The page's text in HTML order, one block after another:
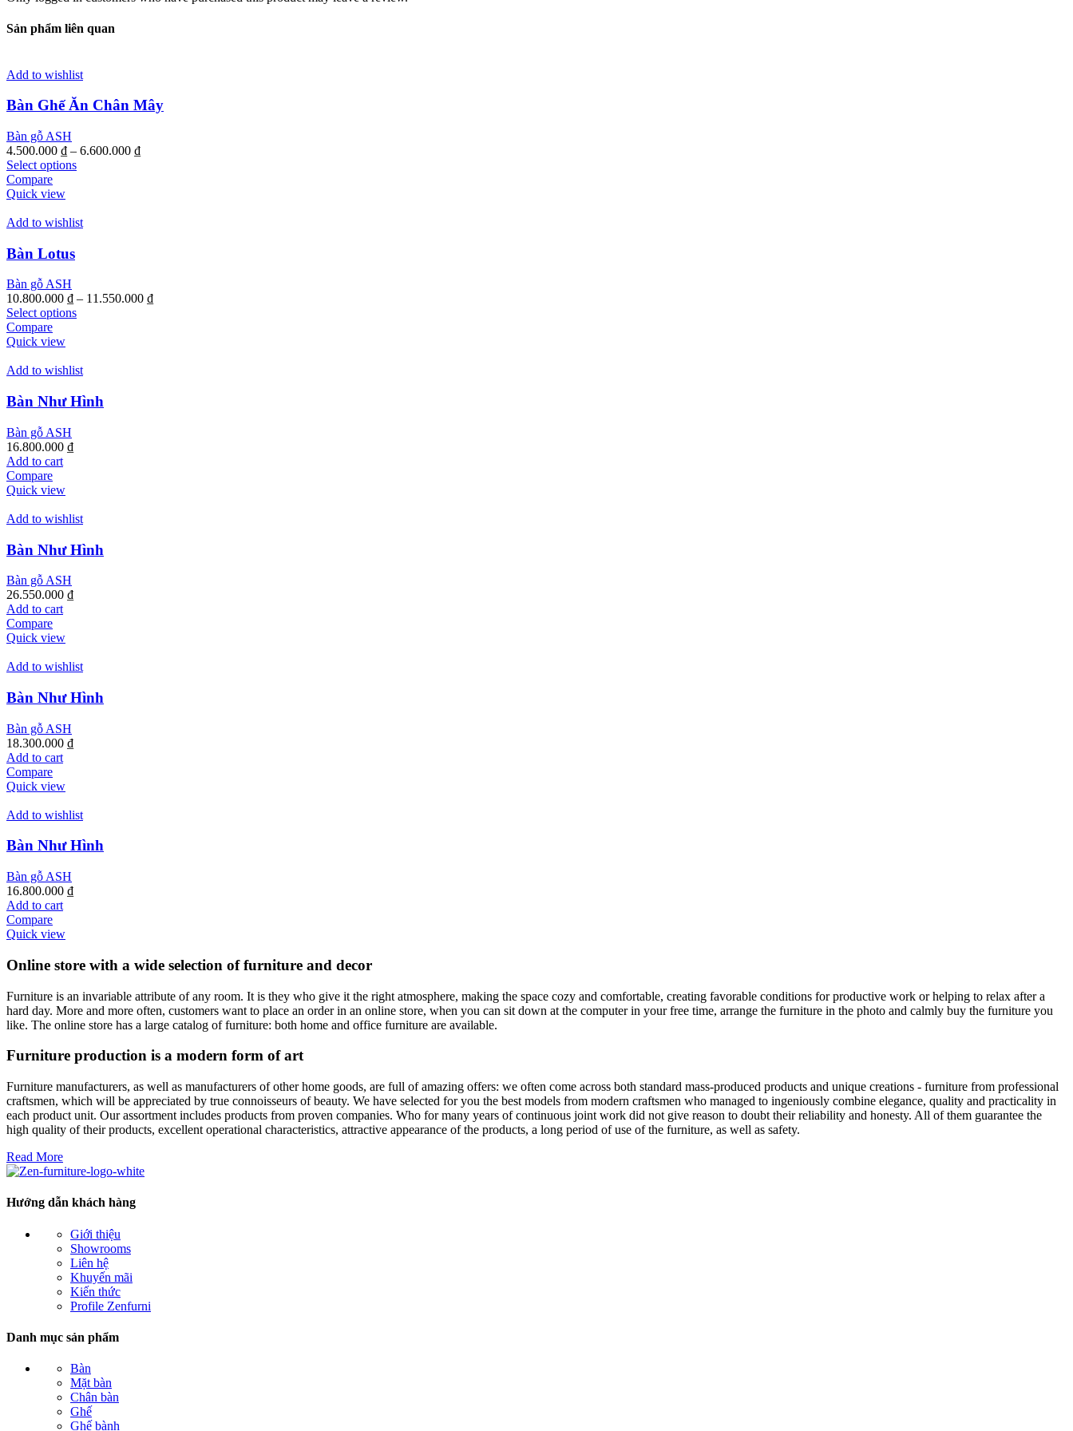
Sản phẩm liên quan
Add to wishlist
Bàn Ghế Ăn Chân Mây
Bàn gỗ ASH
4.500.000 ₫ – 6.600.000 ₫
Select optionsThis
variants.
chosen
on
the
Compare
Quick view
Add to wishlist
Bàn Lotus
Bàn gỗ ASH
10.800.000 ₫ – 11.550.000 ₫
Select optionsThis
variants.
options
may
Compare
Quick view
Add to wishlist
Bàn Như Hình
Bàn gỗ ASH
16.800.000 ₫
Add to cart
Compare
Quick view
Add to wishlist
Bàn Như Hình
Bàn gỗ ASH
26.550.000 ₫
Add to cart
Compare
Quick view
Add to wishlist
Bàn Như Hình
Bàn gỗ ASH
18.300.000 ₫
Add to cart
Compare
Quick view
Add to wishlist
Bàn Như Hình
Bàn gỗ ASH
16.800.000 ₫
Add to cart
Compare
Quick view
Online store with a wide selection of furniture and decor
Furniture is an invariable attribute of any room. It is they who give it the right atmosphere, making the space cozy and comfortable, creating favorable conditions for productive work or helping to relax after a
hard day. More and more often, customers want to place an order in an online store, when you can sit down at the computer in your free time, arrange the furniture in the photo and calmly buy the furniture you
like. The online store has a large catalog of furniture: both home and office furniture are available.
Furniture production is a modern form of art
Furniture manufacturers, as well as manufacturers of other home goods, are full of amazing offers: we often come across both standard mass-produced products and unique creations - furniture from professional
craftsmen, which will be appreciated by true connoisseurs of beauty. We have selected for you the best models from modern craftsmen who managed to ingeniously combine elegance, quality and practicality in
each product unit. Our assortment includes products from proven companies. Who for many years of continuous joint work did not give reason to doubt their reliability and honesty. All of them guarantee the
high quality of their products, excellent operational characteristics, attractive appearance of the products, a long period of use of the furniture, as well as safety.
Read More
Hướng dẫn khách hàng
Giới thiệu
Showrooms
Liên hệ
Khuyến mãi
Kiến thức
Profile Zenfurni
Danh mục sản phẩm
Bàn
Mặt bàn
Chân bàn
Ghế
Ghế bành